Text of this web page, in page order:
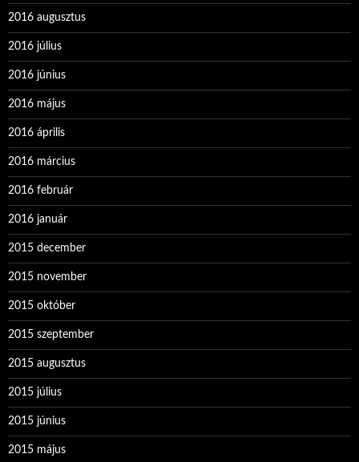
2016 augusztus
2016 július
2016 június
2016 május
2016 április
2016 március
2016 február
2016 január
2015 december
2015 november
2015 október
2015 szeptember
2015 augusztus
2015 július
2015 június
2015 május